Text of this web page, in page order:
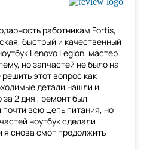
работникам Fortis,
быстрый и качественный
Lenovo Legion, мастер
, но запчастей не было на
этот вопрос как
детали нашли и
за 2 дня , ремонт был
всю цепь питания, но
ноутбук сделали
я снова смог продолжить